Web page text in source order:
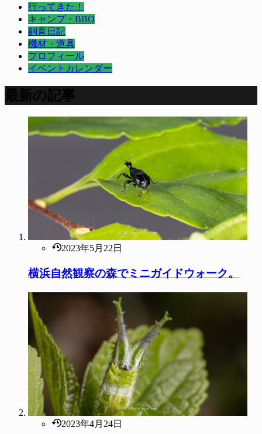
行ってきた！
キャンプ・BBQ
飼育日記
機材・道具
プロフィール
イベントカレンダー
最新の記事
2023年5月22日
横浜自然観察の森でミニガイドウォーク。
2023年4月24日